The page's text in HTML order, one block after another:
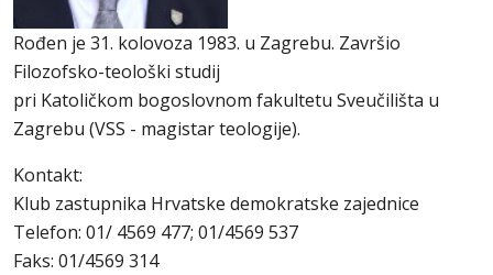
Rođen je 31. kolovoza 1983. u Zagrebu. Završio
Filozofsko-teološki studij
pri Katoličkom bogoslovnom fakultetu Sveučilišta u
Zagrebu (VSS - magistar teologije).
Kontakt:
Klub zastupnika Hrvatske demokratske zajednice
Telefon: 01/ 4569 477; 01/4569 537
Faks: 01/4569 314